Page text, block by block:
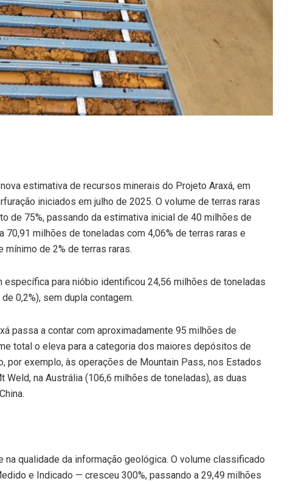
estimativa de recursos minerais do Projeto Araxá, em
iniciados em julho de 2025. O volume de terras raras
de 75%, passando da estimativa inicial de 40 milhões de
70,91 milhões de toneladas com 4,06% de terras raras e
mínimo de 2% de terras raras.
para nióbio identificou 24,56 milhões de toneladas
0,2%), sem dupla contagem.
passa a contar com aproximadamente 95 milhões de
total o eleva para a categoria dos maiores depósitos de
por exemplo, às operações de Mountain Pass, nos Estados
na Austrália (106,6 milhões de toneladas), as duas
na qualidade da informação geológica. O volume classificado
e Indicado — cresceu 300%, passando a 29,49 milhões